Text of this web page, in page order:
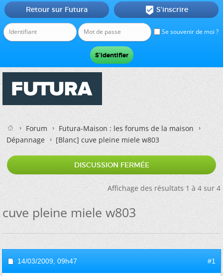
Se souvenir de moi ?
Retour sur Futura  S'inscrire
Forum
Futura-Maison : les forums de la maison
Dépannage
[Blanc]cuve pleine miele w803
DISCUSSION FERMÉE
Affichage des résultats 1 à 4 sur 4
cuve pleine miele w803
14/03/2009, 09h47 #1